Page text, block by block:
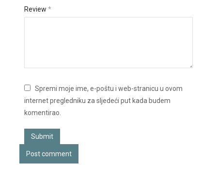
Review *
Spremi moje ime, e-poštu i web-stranicu u ovom
internet pregledniku za sljedeći put kada budem
komentirao.
Submit
Post comment